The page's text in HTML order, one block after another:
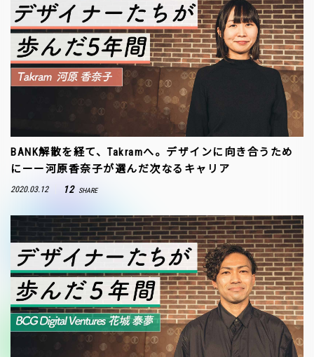
BANK解散を経て、Takramへ。デザインに向き合うため
にーー河原香奈子が選んだ次なるキャリア
2020.03.12 12 SHARE